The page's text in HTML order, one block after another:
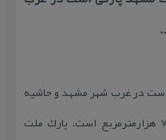
در غرب شهر مشهد و حاشیه
بلوار وكیل آباد. مساحت این پارك ۷۲۰ هزارمترمربع است. پارك ملت